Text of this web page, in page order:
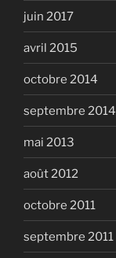
juin 2017
avril 2015
octobre 2014
septembre 2014
mai 2013
août 2012
octobre 2011
septembre 2011